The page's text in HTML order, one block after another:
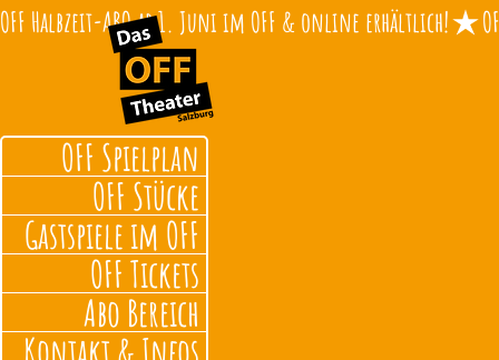
OFF Halbzeit-ABO ab 1. Juni im OFF & online erhältlich!
OFF Spielplan
OFF Stücke
Gastspiele im OFF
OFF Tickets
Abo Bereich